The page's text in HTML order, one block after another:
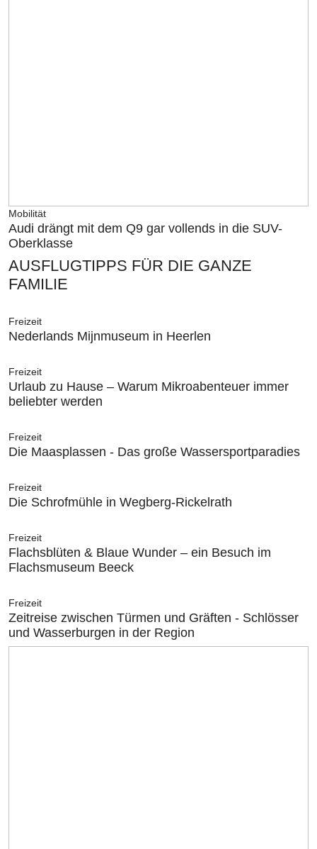
Mobilität
Audi drängt mit dem Q9 gar vollends in die SUV-
Oberklasse
AUSFLUGTIPPS FÜR DIE GANZE
FAMILIE
Freizeit
Nederlands Mijnmuseum in Heerlen
Freizeit
Urlaub zu Hause – Warum Mikroabenteuer immer
beliebter werden
Freizeit
Die Maasplassen - Das große Wassersportparadies
Freizeit
Die Schrofmühle in Wegberg-Rickelrath
Freizeit
Flachsblüten & Blaue Wunder – ein Besuch im
Flachsmuseum Beeck
Freizeit
Zeitreise zwischen Türmen und Gräften - Schlösser
und Wasserburgen in der Region